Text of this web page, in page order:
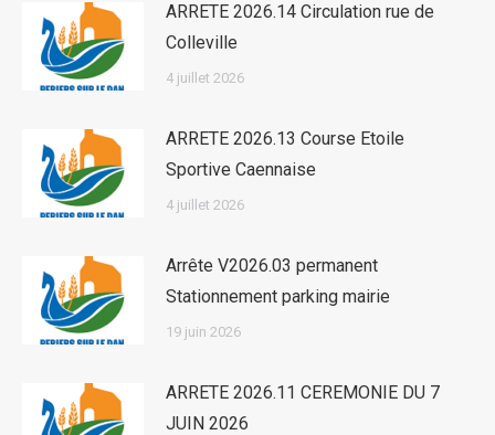
ARRETE 2026.14 Circulation rue de
Colleville
4 juillet 2026
ARRETE 2026.13 Course Etoile
Sportive Caennaise
4 juillet 2026
Arrête V2026.03 permanent
Stationnement parking mairie
19 juin 2026
ARRETE 2026.11 CEREMONIE DU 7
JUIN 2026